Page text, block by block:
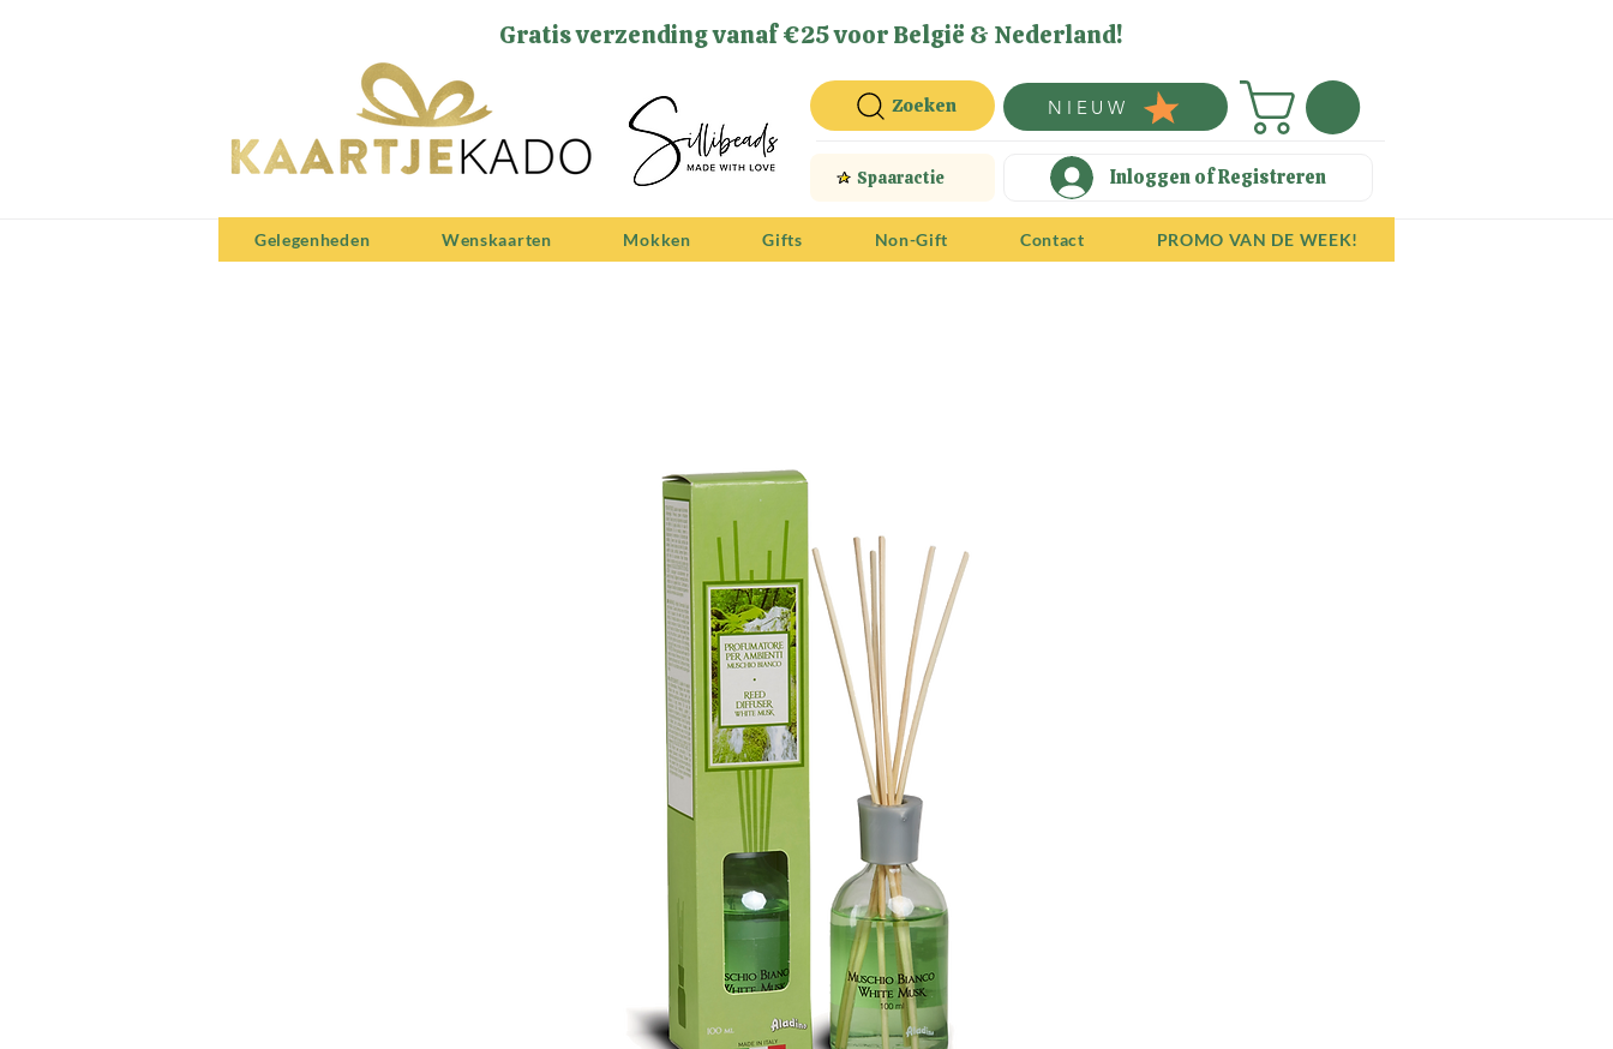
Gratis verzending vanaf €25 voor België & Nederland!
Zoeken NIEUW
Spaaractie Inloggen of Registreren
Gelegenheden Wenskaarten Mokken Gifts Non-Gift Contact PROMO VAN DE WEEK!